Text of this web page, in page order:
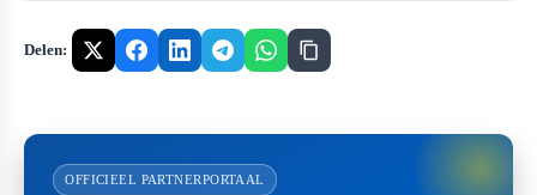
Delen:
OFFICIEEL PARTNERPORTAAL